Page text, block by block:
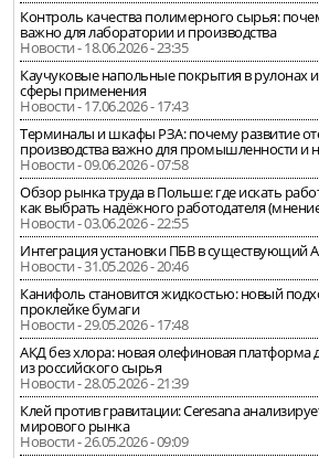
Контроль качества полимерного сырья:
важно для лаборатории и производства
Новости - 18.06.2026 - 23:35
Каучуковые напольные покрытия в рулонах и
сферы применения
Новости - 17.06.2026 - 17:43
Терминалы и шкафы РЗА: почему развитие
производства важно для промышленности и
Новости - 09.06.2026 - 07:58
Обзор рынка труда в Польше: где искать
как выбрать надёжного работодателя
Новости - 03.06.2026 - 22:55
Интеграция установки ПБВ в существующий
Новости - 31.05.2026 - 20:46
Канифоль становится жидкостью: новый
проклейке бумаги
Новости - 29.05.2026 - 17:48
АКД без хлора: новая олефиновая платформа
из российского сырья
Новости - 28.05.2026 - 21:39
Клей против гравитации: Ceresana
мирового рынка
Новости - 26.05.2026 - 09:09